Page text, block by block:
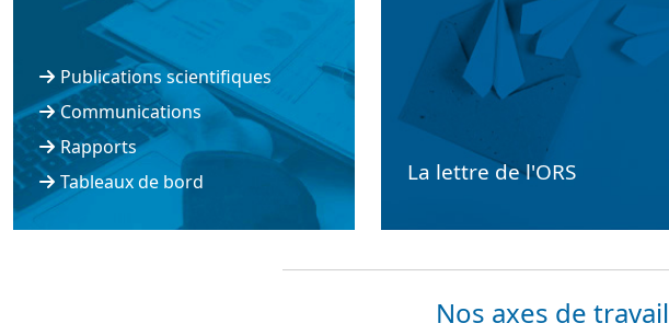
Publications scientifiques
Communications
Rapports
Tableaux de bord
La lettre de l'ORS
Nos axes de travail